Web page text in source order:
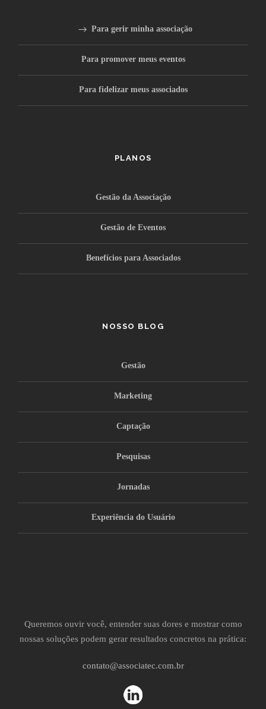
Para gerir minha associação
Para promover meus eventos
Para fidelizar meus associados
PLANOS
Gestão da Associação
Gestão de Eventos
Benefícios para Associados
NOSSO BLOG
Gestão
Marketing
Captação
Pesquisas
Jornadas
Experiência do Usuário
Queremos ouvir você, entender suas dores e mostrar como
nossas soluções podem gerar resultados concretos na prática:
contato@associatec.com.br